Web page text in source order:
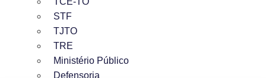
STF
TJTO
TRE
Ministério Público
Defensoria